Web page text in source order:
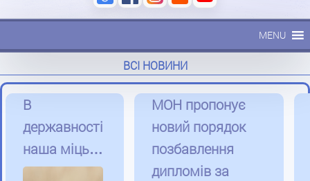
MENU
ВСІ НОВИНИ
В
державності
наша міць…
МОН пропонує
новий порядок
позбавлення
дипломів за